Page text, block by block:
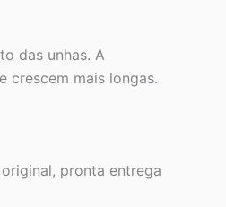
das unhas. A
crescem mais longas.
pronta entrega